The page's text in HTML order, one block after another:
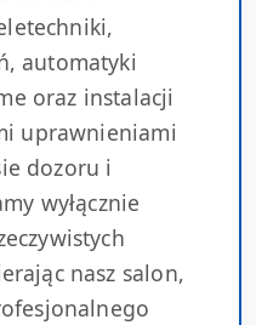
automatyki
oraz instalacji
uprawnieniami
dozoru i
wyłącznie
nasz salon,